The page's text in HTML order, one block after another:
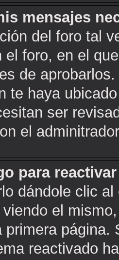
mensajes
del foro tal
el foro, en el
de
te haya
ser
el
para
dándole clic
el
primera
reactivado